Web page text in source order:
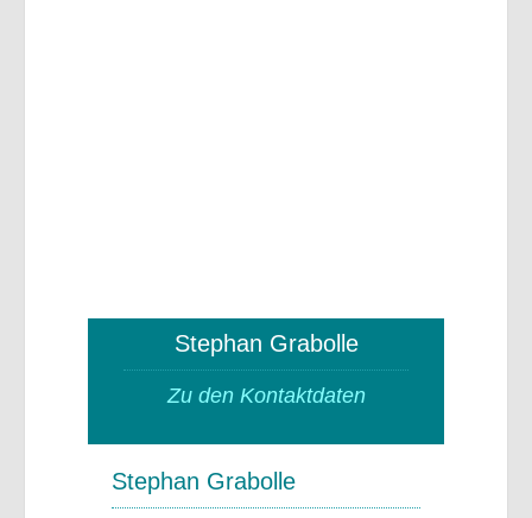
Stephan Grabolle
Zu den Kontaktdaten
Stephan Grabolle